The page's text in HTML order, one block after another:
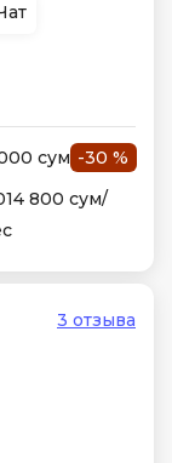
сум -30 %
800 сум/
3 отзыва